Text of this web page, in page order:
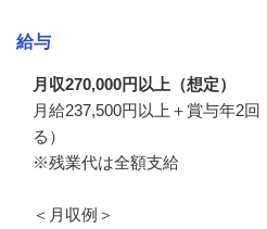
給与
月収270,000円以上（想定）
月給237,500円以上＋賞与年2
る）
※残業代は全額支給
＜月収例＞